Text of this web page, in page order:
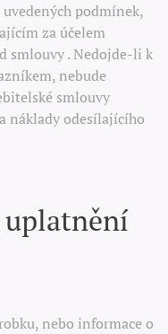
podmínek,
za účelem
smlouvy . Nedojde-li k
nebude
smlouvy
náklady odesílajícího
uplatnění
nebo informace o